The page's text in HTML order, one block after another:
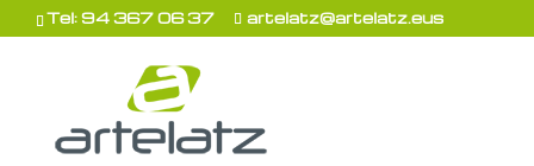
Tel: 94 367 06 37 artelatz@artelatz.eus